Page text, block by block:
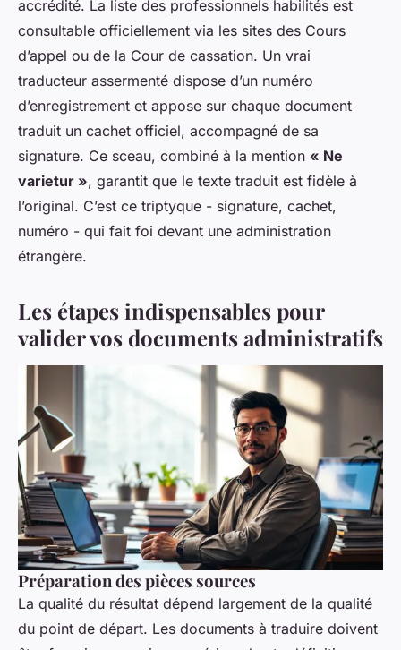
accrédité. La liste des professionnels habilités est
consultable officiellement via les sites des Cours
d’appel ou de la Cour de cassation. Un vrai
traducteur assermenté dispose d’un numéro
d’enregistrement et appose sur chaque document
traduit un cachet officiel, accompagné de sa
signature. Ce sceau, combiné à la mention « Ne
varietur », garantit que le texte traduit est fidèle à
l’original. C’est ce triptyque - signature, cachet,
numéro - qui fait foi devant une administration
étrangère.
Les étapes indispensables pour
valider vos documents administratifs
Préparation des pièces sources
La qualité du résultat dépend largement de la qualité
du point de départ. Les documents à traduire doivent